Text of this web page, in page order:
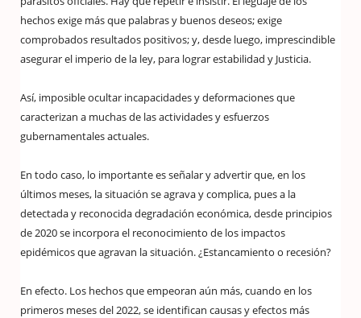
hechos exige más que palabras y buenos deseos; exige
comprobados resultados positivos; y, desde luego, imprescindible
asegurar el imperio de la ley, para lograr estabilidad y Justicia.
Así, imposible ocultar incapacidades y deformaciones que
caracterizan a muchas de las actividades y esfuerzos
gubernamentales actuales.
En todo caso, lo importante es señalar y advertir que, en los
últimos meses, la situación se agrava y complica, pues a la
detectada y reconocida degradación económica, desde principios
de 2020 se incorpora el reconocimiento de los impactos
epidémicos que agravan la situación. ¿Estancamiento o recesión?
En efecto. Los hechos que empeoran aún más, cuando en los
primeros meses del 2022, se identifican causas y efectos más